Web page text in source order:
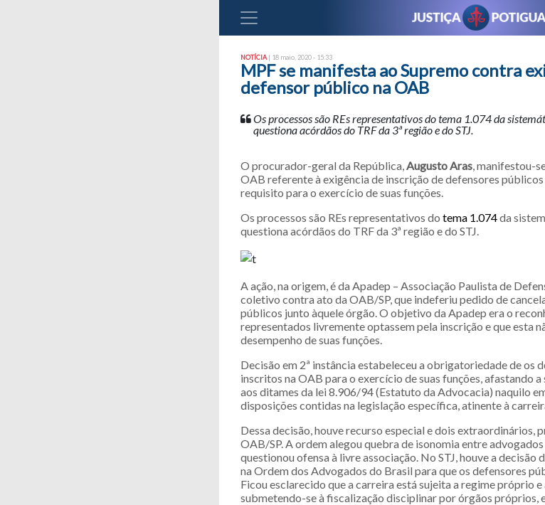
NOTÍCIA | 18 maio, 2020 - 15:33
MPF se manifesta ao Supremo contra
defensor público na OAB
Os processos são REs representativos do tema 1.074 da
questiona acórdãos do TRF da 3ª região e do STJ.
O procurador-geral da República,Augusto Aras, manifestou-
OAB referente à exigência de inscrição de defensores
requisito para o exercício de suas funções.
Os processos são REs representativos do tema 1.074da
questiona acórdãos do TRF da 3ª região e do STJ.
A ação, na origem, é da Apadep – Associação Paulista de
coletivo contra ato da OAB/SP, que indeferiu pedido de
públicos junto àquele órgão. O objetivo da Apadep era o
representados livremente optassem pela inscrição e que esta
desempenho de suas funções.
Decisão em 2ª instância estabeleceu a obrigatoriedade de os
inscritos na OAB para o exercício de suas funções, afastando
aos ditames da lei 8.906/94 (Estatuto da Advocacia) naquilo
disposições contidas na legislação específica, atinente à
Dessa decisão, houve recurso especial e dois extraordinários,
OAB/SP. A ordem alegou quebra de isonomia entre
questionou ofensa à livre associação. No STJ, houve a decisão
na Ordem dos Advogados do Brasil para que os defensores
Ficou esclarecido que a carreira está sujeita a regime próprio
submetendo-se à fiscalização disciplinar por órgãos próprios,